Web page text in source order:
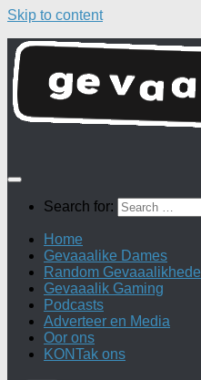
Skip to content
Search for:
Home
Gevaaalike Dames
Random Gevaaalikhede
Gevaaalik Gaming
Podcasts
Adverteer en Media
Oor ons
KONTak ons